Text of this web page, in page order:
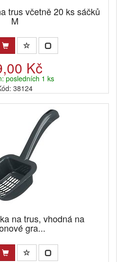
trus včetně 20 ks sáčků
M
Kč
posledních 1 ks
38124
na trus, vhodná na
gra...